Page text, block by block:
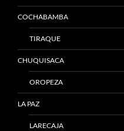
COCHABAMBA
TIRAQUE
CHUQUISACA
OROPEZA
LA PAZ
LARECAJA